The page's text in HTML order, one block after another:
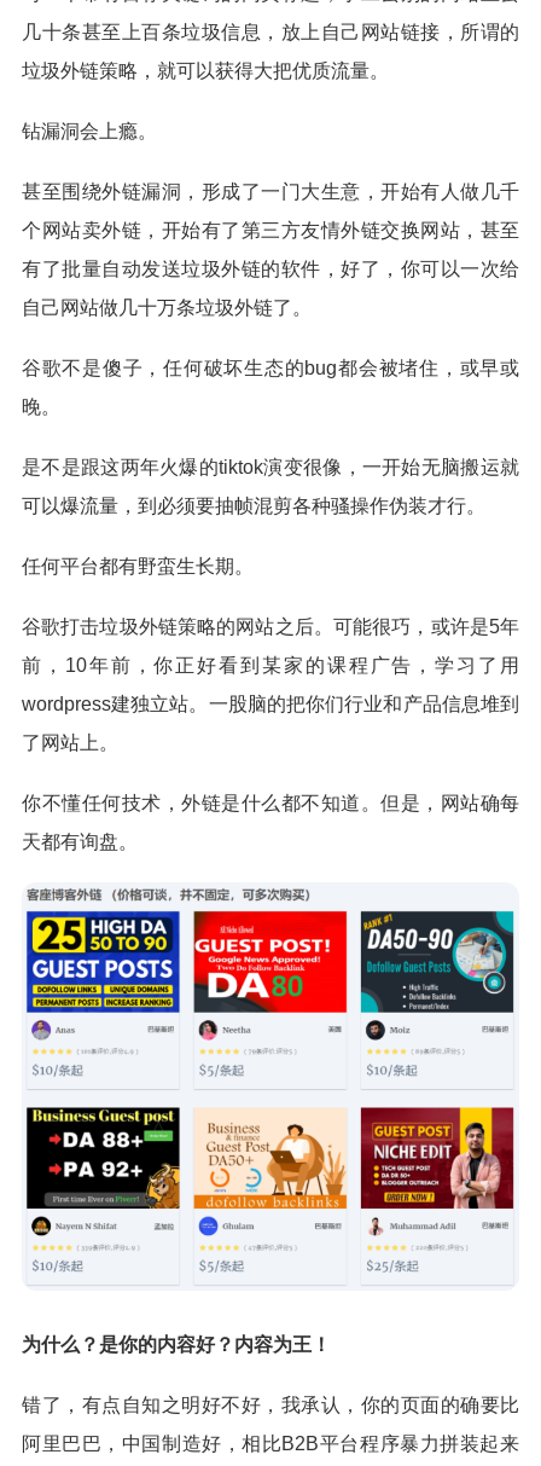
几十条甚至上百条垃圾信息，放上自己网站链接，所谓的
垃圾外链策略，就可以获得大把优质流量。
钻漏洞会上瘾。
甚至围绕外链漏洞，形成了一门大生意，开始有人做几千
个网站卖外链，开始有了第三方友情外链交换网站，甚至
有了批量自动发送垃圾外链的软件，好了，你可以一次给
自己网站做几十万条垃圾外链了。
谷歌不是傻子，任何破坏生态的bug都会被堵住，或早或
晚。
是不是跟这两年火爆的tiktok演变很像，一开始无脑搬运就
可以爆流量，到必须要抽帧混剪各种骚操作伪装才行。
任何平台都有野蛮生长期。
谷歌打击垃圾外链策略的网站之后。可能很巧，或许是5年
前，10年前，你正好看到某家的课程广告，学习了用
wordpress建独立站。一股脑的把你们行业和产品信息堆到
了网站上。
你不懂任何技术，外链是什么都不知道。但是，网站确每
天都有询盘。
为什么？是你的内容好？内容为王！
错了，有点自知之明好不好，我承认，你的页面的确要比
阿里巴巴，中国制造好，相比B2B平台程序暴力拼装起来